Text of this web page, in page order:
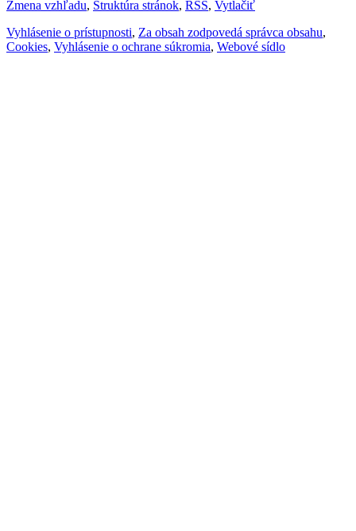
Zmena vzhľadu, Štruktúra stránok, RSS, Vytlačiť
Vyhlásenie o prístupnosti, Za obsah zodpovedá správca obsahu,
Cookies, Vyhlásenie o ochrane súkromia, Webové sídlo